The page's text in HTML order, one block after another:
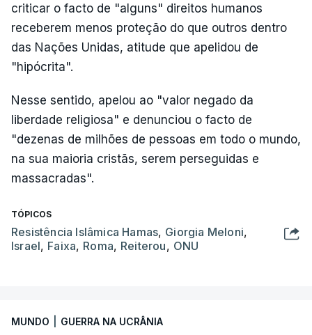
criticar o facto de "alguns" direitos humanos
receberem menos proteção do que outros dentro
das Nações Unidas, atitude que apelidou de
"hipócrita".
Nesse sentido, apelou ao "valor negado da
liberdade religiosa" e denunciou o facto de
"dezenas de milhões de pessoas em todo o mundo,
na sua maioria cristãs, serem perseguidas e
massacradas".
TÓPICOS
Resistência Islâmica Hamas, Giorgia Meloni,
Israel, Faixa, Roma, Reiterou, ONU
MUNDO GUERRA NA UCRÂNIA